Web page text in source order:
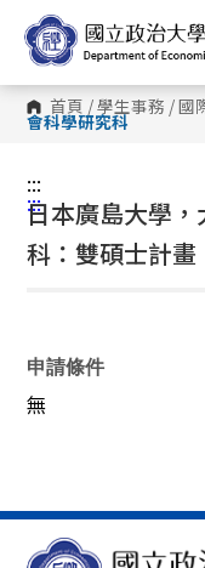
到
主
內
容
區
首頁 /學生事務 /國
會科學研究科
:::
:::
日本廣島大學
科：雙碩士計畫
申請條件
無